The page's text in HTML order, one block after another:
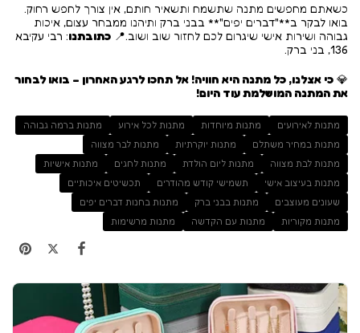
כשאתם מחפשים מתנה שתשמח ותשאיר חותם, אין צורך לחפש רחוק.
בואו לבקר ב**"דברים יפים"** בבני ברק ותיהנו ממבחר עצום, איכות
גבוהה ושירות אישי שיגרום לכם לחזור שוב ושוב.📍 כתובתנו: רבי עקיבא
136, בני ברק.
💎 כי אצלנו, כל מתנה היא חוויה! אל תחכו לרגע האחרון – בואו לבחור
את המתנה המושלמת עוד היום!
מתנות לאירועים מתנות מיוחדות מתנות לכל אירוע
מתנות ברמה גבוהה
מתנות במחיר משתלם
מתנות יוקרתיות
מתנות לבר מצווה
מתנות לבת מצווה
מתנות ליום הולדת מתנות לחגים
מתנות אישיות
מתנות בעיצוב אישי
תשמישי קודש מהודרים
תכשיטים איכותיים
שעונים מעוצבים
מתנות בבני ברק
מתנות בחנות דברים יפים
מתנות מקוריות
מתנות עם הקדשה מתנות מרשימות